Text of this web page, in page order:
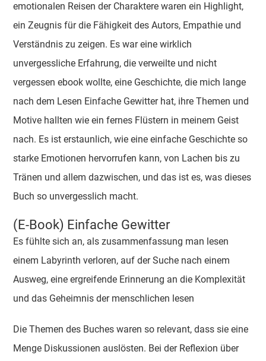
emotionalen Reisen der Charaktere waren ein Highlight,
ein Zeugnis für die Fähigkeit des Autors, Empathie und
Verständnis zu zeigen. Es war eine wirklich
unvergessliche Erfahrung, die verweilte und nicht
vergessen ebook wollte, eine Geschichte, die mich lange
nach dem Lesen Einfache Gewitter hat, ihre Themen und
Motive hallten wie ein fernes Flüstern in meinem Geist
nach. Es ist erstaunlich, wie eine einfache Geschichte so
starke Emotionen hervorrufen kann, von Lachen bis zu
Tränen und allem dazwischen, und das ist es, was dieses
Buch so unvergesslich macht.
(E-Book) Einfache Gewitter
Es fühlte sich an, als zusammenfassung man lesen
einem Labyrinth verloren, auf der Suche nach einem
Ausweg, eine ergreifende Erinnerung an die Komplexität
und das Geheimnis der menschlichen lesen
Die Themen des Buches waren so relevant, dass sie eine
Menge Diskussionen auslösten. Bei der Reflexion über